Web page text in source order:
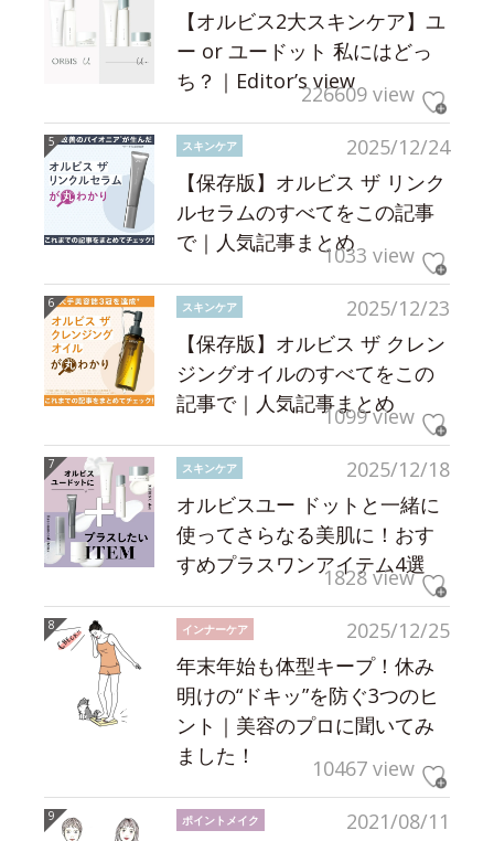
【オルビス2大スキンケア】ユ
ー or ユードット 私にはどっ
ち？｜Editor’s view226609 view
2025/12/24
スキンケア
【保存版】オルビス ザ リンク
ルセラムのすべてをこの記事
で｜人気記事まとめ1033 view
2025/12/23
スキンケア
【保存版】オルビス ザ クレン
ジングオイルのすべてをこの
記事で｜人気記事まとめ
1099 view
2025/12/18
スキンケア
オルビスユー ドットと一緒に
使ってさらなる美肌に！おす
すめプラスワンアイテム4選
1828 view
2025/12/25
インナーケア
年末年始も体型キープ！休み
明けの“ドキッ”を防ぐ3つのヒ
ント｜美容のプロに聞いてみ
ました！
10467 view
2021/08/11
ポイントメイク